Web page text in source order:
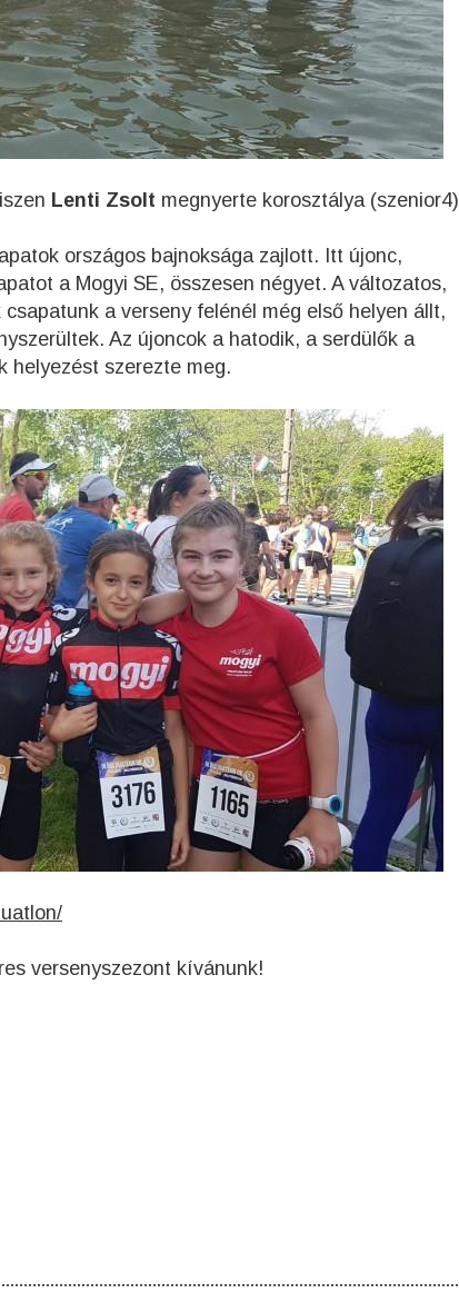
Lenti Zsolt megnyerte korosztálya (szenior4)
országos bajnoksága zajlott. Itt újonc,
a Mogyi SE, összesen négyet. A változatos,
a verseny felénél még első helyen állt,
Az újoncok a hatodik, a serdülők a
helyezést szerezte meg.
versenyszezont kívánunk!